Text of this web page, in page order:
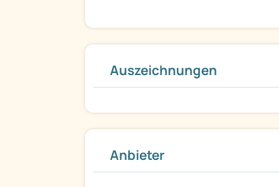
Auszeichnungen
Anbieter